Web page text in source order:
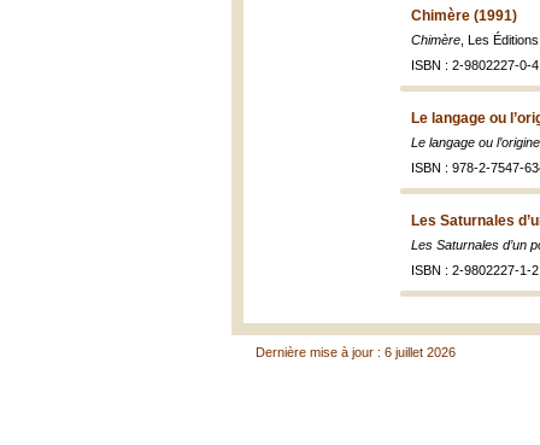
Chimère (1991)
Chimère , Les
ISBN : 2-9802227-0-4
Le langage ou
Le langage ou
ISBN : 978-2-7547-
Les Saturnales
Les Saturnales d’un
ISBN : 2-9802227-1-2
Dernière mise à jour : 6 juillet 2026